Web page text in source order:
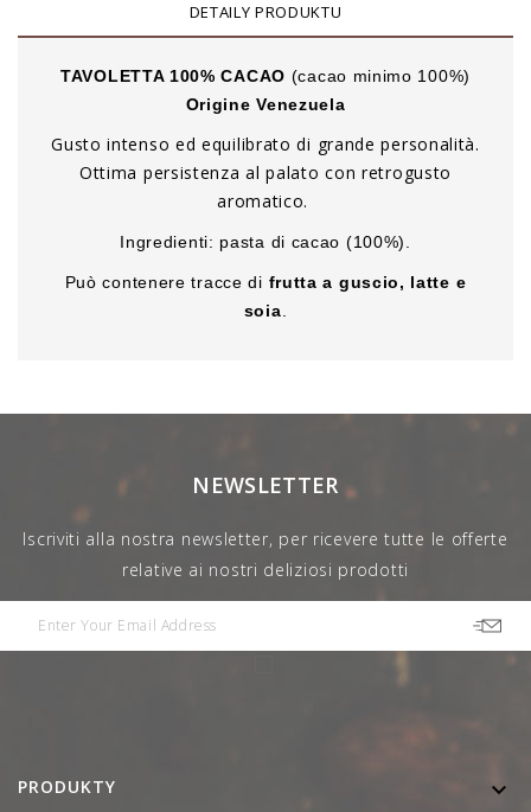
DETAILY PRODUKTU
TAVOLETTA 100% CACAO (cacao minimo 100%)
Origine Venezuela
Gusto intenso ed equilibrato di grande personalità.
Ottima persistenza al palato con retrogusto
aromatico.
Ingredienti: pasta di cacao (100%).
Può contenere tracce di frutta a guscio, latte e
soia.
NEWSLETTER
Iscriviti alla nostra newsletter, per ricevere tutte le offerte
relative ai nostri deliziosi prodotti
PRODUKTY 